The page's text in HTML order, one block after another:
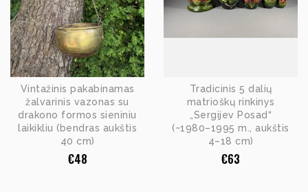
Vintažinis pakabinamas
žalvarinis vazonas su
drakono formos sieniniu
laikikliu (bendras aukštis
40 cm)
€48
Tradicinis 5 dalių
matrioškų rinkinys
„Sergijev Posad“
(~1980–1995 m., aukštis
4–18 cm)
€63